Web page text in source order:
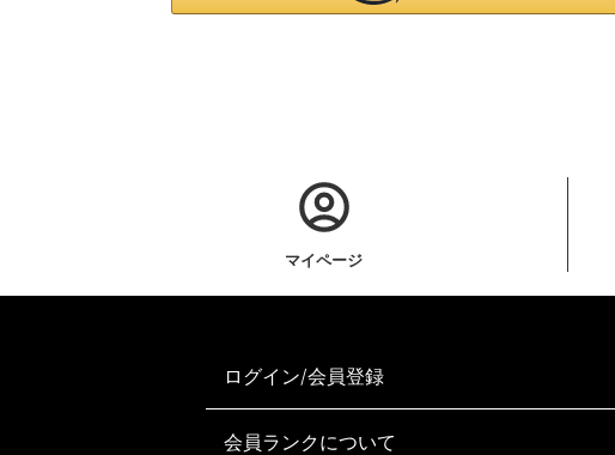
マイページ
ログイン/会員登録
会員ランクについて